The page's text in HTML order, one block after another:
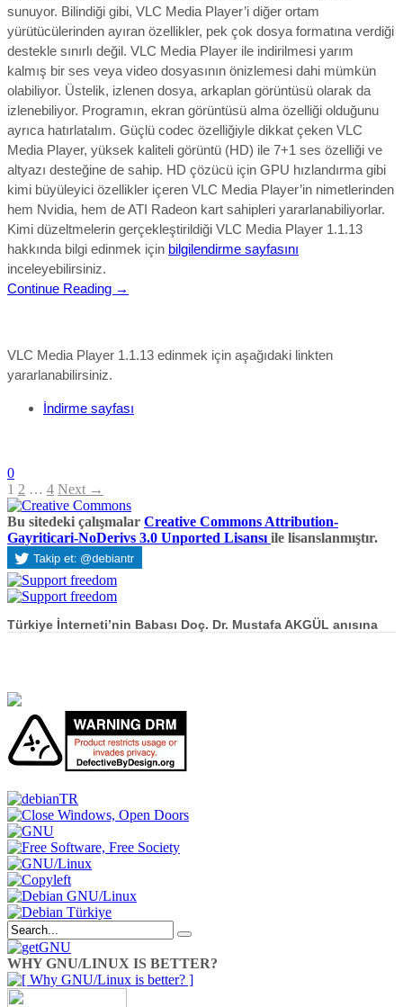
sunuyor. Bilindiği gibi, VLC Media Player’i diğer ortam
yürütücülerinden ayıran özellikler, pek çok dosya formatına verdiği
destekle sınırlı değil. VLC Media Player ile indirilmesi yarım
kalmış bir ses veya video dosyasının önizlemesi dahi mümkün
olabiliyor. Üstelik, izlenen dosya, arkaplan görüntüsü olarak da
izlenebiliyor. Programın, ekran görüntüsü alma özelliği olduğunu
ayrıca hatırlatalım. Güçlü codec özelliğiyle dikkat çeken VLC
Media Player, yüksek kaliteli görüntü (HD) ile 7+1 ses özelliği ve
altyazı desteğine de sahip. HD çözücü için GPU hızlandırma gibi
kimi büyüleyici özellikler içeren VLC Media Player’in nimetlerinden
hem Nvidia, hem de ATI Radeon kart sahipleri yararlanabiliyorlar.
Kimi düzeltmelerin gerçekleştirildiği VLC Media Player 1.1.13
hakkında bilgi edinmek için bilgilendirme sayfasını
inceleyebilirsiniz.
Continue Reading →
VLC Media Player 1.1.13 edinmek için aşağıdaki linkten
yararlanabilirsiniz.
İndirme sayfası
0
1 2 … 4 Next →
Bu sitedeki çalışmalar Creative Commons Attribution-
Gayriticari-NoDerivs 3.0 Unported Lisansı ile lisanslanmıştır.
Türkiye İnterneti’nin Babası Doç. Dr. Mustafa AKGÜL anısına
WHY GNU/LINUX IS BETTER?